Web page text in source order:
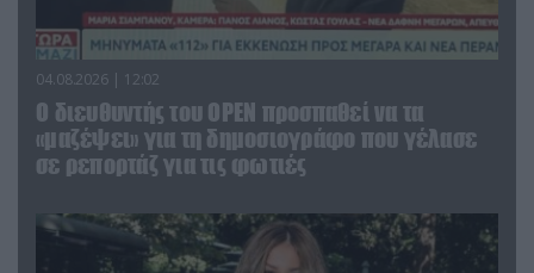
04.08.2026 | 12:02
O διευθυντής του OPEN προσπαθεί να τα
«μαζέψει» για τη δημοσιογράφο που γέλασε
σε ρεπορτάζ για τις φωτιές